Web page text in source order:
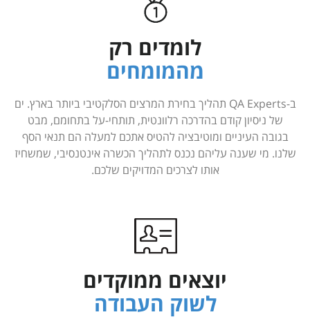
לומדים רק
מהמומחים
ב-QA Experts תהליך בחירת המרצים הסלקטיבי ביותר בארץ. ים
של ניסיון קודם בהדרכה רלוונטית, תותחי-על בתחומם, מבט
בגובה העיניים ומוטיבציה להטיס אתכם למעלה הם תנאי הסף
שלנו. מי שענה עליהם נכנס לתהליך הכשרה אינטנסיבי, שמשחיז
אותו לצרכים המדויקים שלכם.
יוצאים ממוקדים
לשוק העבודה